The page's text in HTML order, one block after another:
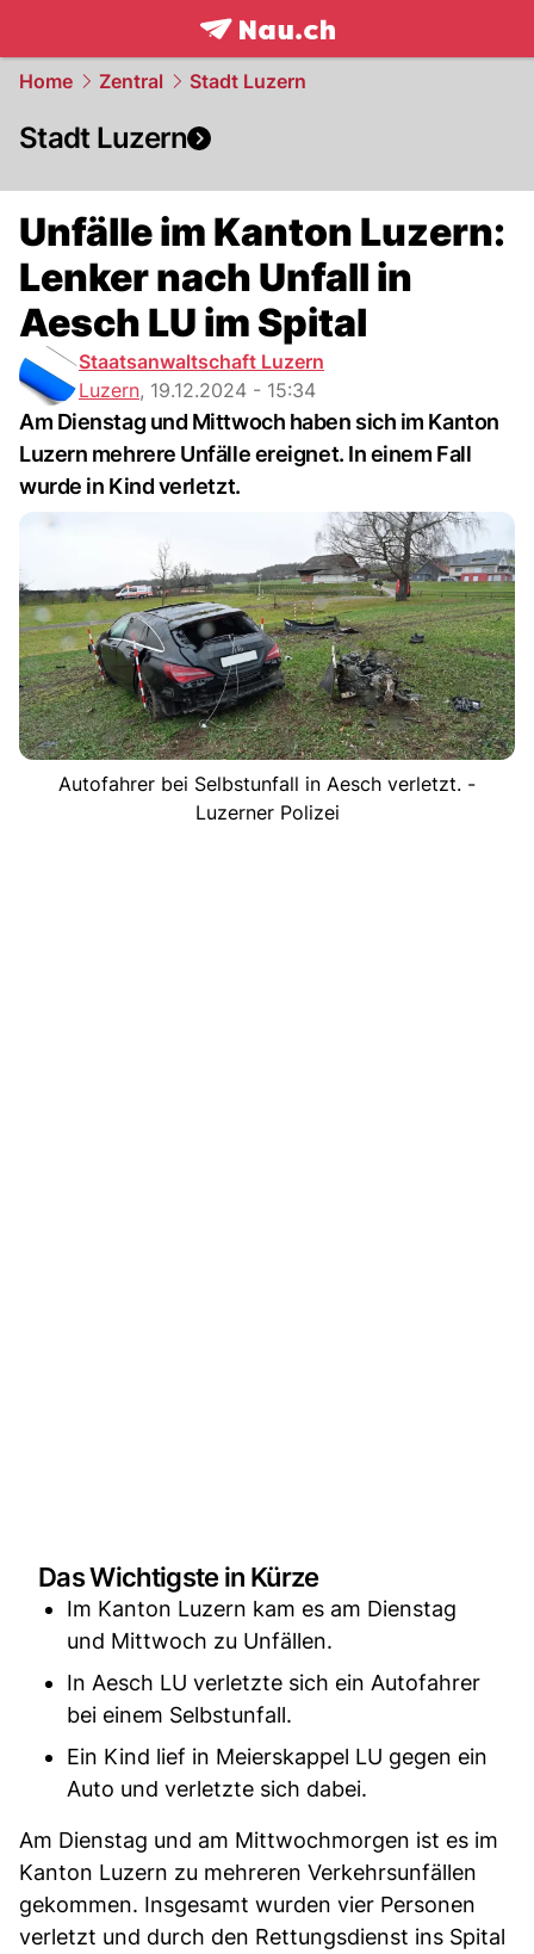
frontpage.NAU.ch
Home Zentral Stadt Luzern
Stadt Luzern
Unfälle im Kanton Luzern:
Lenker nach Unfall in
Aesch LU im Spital
Staatsanwaltschaft Luzern
Luzern, 19.12.2024 - 15:34
Am Dienstag und Mittwoch haben sich im Kanton
Luzern mehrere Unfälle ereignet. In einem Fall
wurde in Kind verletzt.
Autofahrer bei Selbstunfall in Aesch verletzt. -
Luzerner Polizei
Das Wichtigste in Kürze
Im Kanton Luzern kam es am Dienstag
und Mittwoch zu Unfällen.
In Aesch LU verletzte sich ein Autofahrer
bei einem Selbstunfall.
Ein Kind lief in Meierskappel LU gegen ein
Auto und verletzte sich dabei.
Am Dienstag und am Mittwochmorgen ist es im
Kanton Luzern zu mehreren Verkehrsunfällen
gekommen. Insgesamt wurden vier Personen
verletzt und durch den Rettungsdienst ins Spital